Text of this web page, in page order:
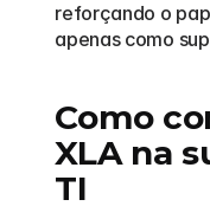
reforçando o
apenas como
Como
XLA na
TI